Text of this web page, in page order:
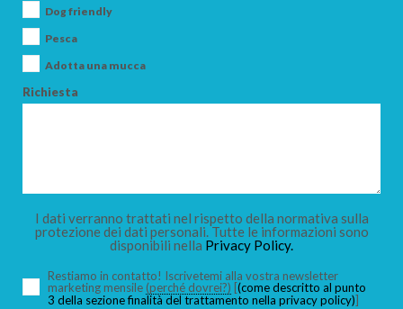
Dog friendly
Pesca
Adotta una mucca
Richiesta
I dati verranno trattati nel rispetto della normativa sulla
protezione dei dati personali. Tutte le informazioni sono
disponibili nella Privacy Policy.
Restiamo in contatto! Iscrivetemi alla vostra newsletter
marketing mensile (perché dovrei?) [(come descritto al punto
3 della sezione finalità del trattamento nella privacy policy)]